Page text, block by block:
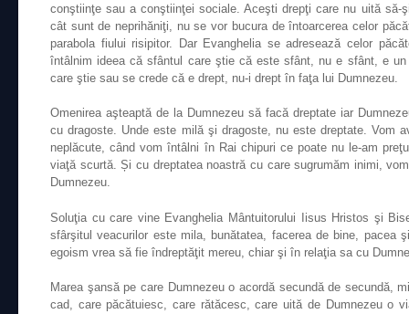
conştiinţe sau a conştiinţei sociale. Aceşti drepţi care nu uită
cât sunt de neprihăniţi, nu se vor bucura de întoarcerea celor
parabola fiului risipitor. Dar Evanghelia se adresează celor
întâlnim ideea că sfântul care ştie că este sfânt, nu e sfânt, e
care ştie sau se crede că e drept, nu-i drept în faţa lui Dumnezeu.
Omenirea aşteaptă de la Dumnezeu să facă dreptate iar
cu dragoste. Unde este milă şi dragoste, nu este dreptate. Vom
neplăcute, când vom întâlni în Rai chipuri ce poate nu le-am
viaţă scurtă. Și cu dreptatea noastră cu care sugrumăm inimi,
Dumnezeu.
Soluţia cu care vine Evanghelia Mântuitorului Iisus Hristos şi
sfârşitul veacurilor este mila, bunătatea, facerea de bine, pacea
egoism vrea să fie îndreptăţit mereu, chiar şi în relaţia sa cu
Marea şansă pe care Dumnezeu o acordă secundă de secundă,
cad, care păcătuiesc, care rătăcesc, care uită de Dumnezeu o